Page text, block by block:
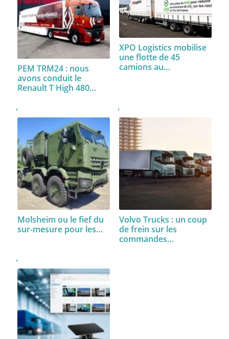
PEM TRM24 : nous
avons conduit le
Renault T High 480…
XPO Logistics mobilise
une flotte de 45
camions au…
Molsheim ou le fief du
sur-mesure pour les…
Volvo Trucks : un coup
de frein sur les
commandes…